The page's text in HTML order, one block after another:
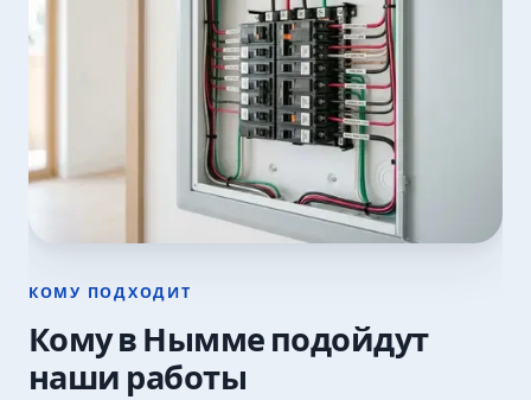
КОМУ ПОДХОДИТ
Кому в Нымме подойдут
наши работы